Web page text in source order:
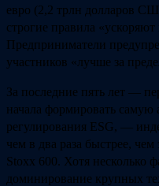
евро (2,2 трлн долларов
строгие правила
Предприниматели
участников «лучше за
За последние пять лет —
начала формировать
регулирования ESG, —
чем в два раза быстрее,
Stoxx 600. Хотя несколько
доминирование крупных